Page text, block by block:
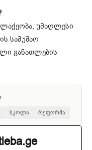
უმაღლესი
სამუშაო
განათლების
სკოლა რეფორმა